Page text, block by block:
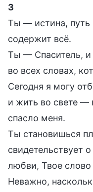
3
Ты — истина, путь
содержит всё.
Ты — Спаситель, и
во всех словах,
Сегодня я могу
и жить во свете —
спасло меня.
Ты становишься
свидетельствует
любви, Твое слово
Неважно,